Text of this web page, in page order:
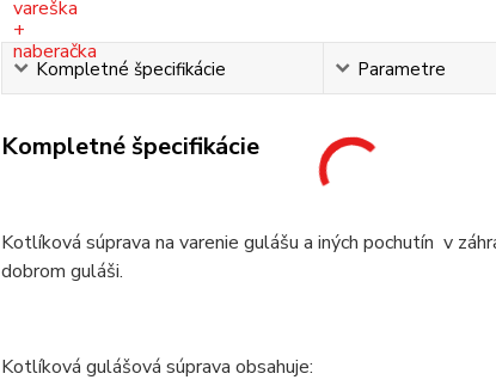
Kompletné špecifikácie Parametre
Kompletné špecifikácie
Kotlíková súprava na varenie gulášu a iných pochutín v
dobrom guláši.
Kotlíková gulášová súprava obsahuje: